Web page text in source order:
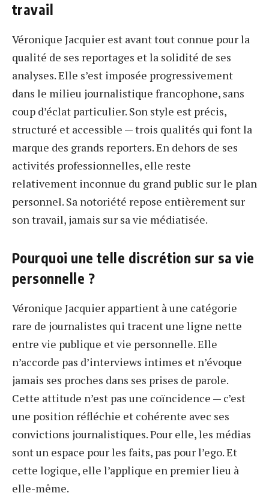
travail
Véronique Jacquier est avant tout connue pour la
qualité de ses reportages et la solidité de ses
analyses. Elle s’est imposée progressivement
dans le milieu journalistique francophone, sans
coup d’éclat particulier. Son style est précis,
structuré et accessible — trois qualités qui font la
marque des grands reporters. En dehors de ses
activités professionnelles, elle reste
relativement inconnue du grand public sur le plan
personnel. Sa notoriété repose entièrement sur
son travail, jamais sur sa vie médiatisée.
Pourquoi une telle discrétion sur sa vie
personnelle ?
Véronique Jacquier appartient à une catégorie
rare de journalistes qui tracent une ligne nette
entre vie publique et vie personnelle. Elle
n’accorde pas d’interviews intimes et n’évoque
jamais ses proches dans ses prises de parole.
Cette attitude n’est pas une coïncidence — c’est
une position réfléchie et cohérente avec ses
convictions journalistiques. Pour elle, les médias
sont un espace pour les faits, pas pour l’ego. Et
cette logique, elle l’applique en premier lieu à
elle-même.